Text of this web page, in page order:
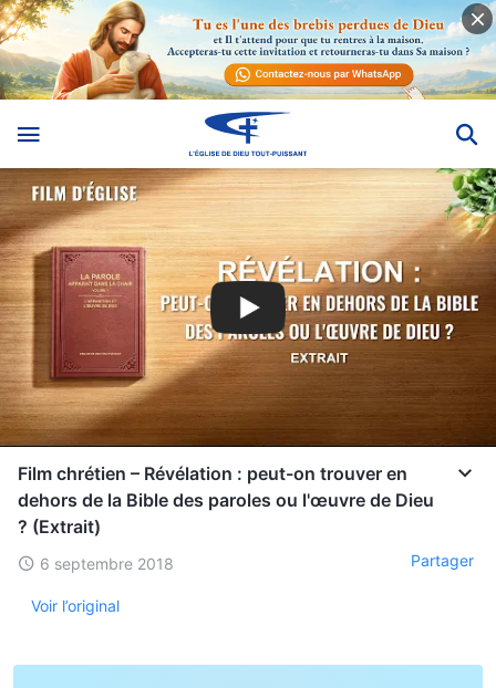
Film chrétien – Révélation : peut-on trouver en
dehors de la Bible des paroles ou l'œuvre de Dieu
? (Extrait)
6 septembre 2018 Partager
Voir l’original